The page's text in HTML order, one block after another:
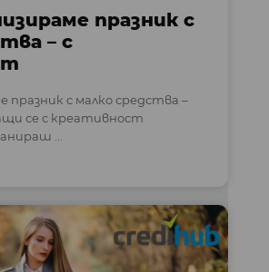
празник с
– с
празник с малко средства –
се с креативност
...